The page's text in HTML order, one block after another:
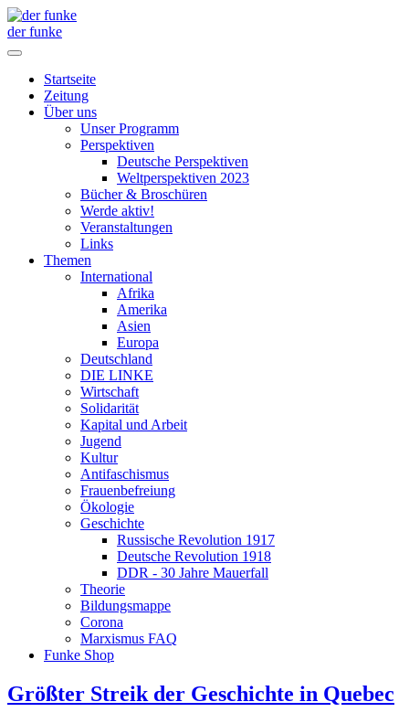
der funke
Startseite
Zeitung
Über uns
Unser Programm
Perspektiven
Deutsche Perspektiven
Weltperspektiven 2023
Bücher & Broschüren
Werde aktiv!
Veranstaltungen
Links
Themen
International
Afrika
Amerika
Asien
Europa
Deutschland
DIE LINKE
Wirtschaft
Solidarität
Kapital und Arbeit
Jugend
Kultur
Antifaschismus
Frauenbefreiung
Ökologie
Geschichte
Russische Revolution 1917
Deutsche Revolution 1918
DDR - 30 Jahre Mauerfall
Theorie
Bildungsmappe
Corona
Marxismus FAQ
Funke Shop
Größter Streik der Geschichte in Quebec